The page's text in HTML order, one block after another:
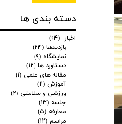
دسته بندی ها
اخبار (۹۴)
بازدیدها (۲۴)
نمایشگاه (۹)
دستاورد ها (۱۲)
مقاله های علمی (۱)
آموزش (۲)
ورزشی و سلامتی (۲)
جلسه (۱۳)
معارفه (۵)
مراسم (۱۲)